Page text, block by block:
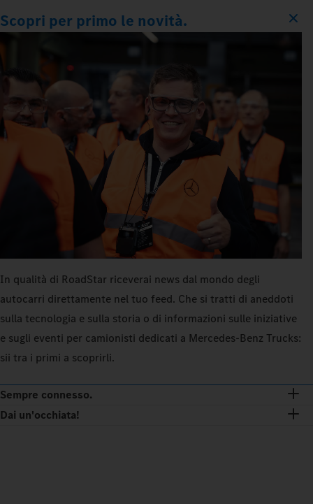
Scopri per primo le novità.
In qualità di RoadStar riceverai news dal mondo degli
autocarri direttamente nel tuo feed. Che si tratti di aneddoti
sulla tecnologia e sulla storia o di informazioni sulle iniziative
e sugli eventi per camionisti dedicati a Mercedes‑Benz Trucks:
sii tra i primi a scoprirli.
Sempre connesso.
Dai un'occhiata!